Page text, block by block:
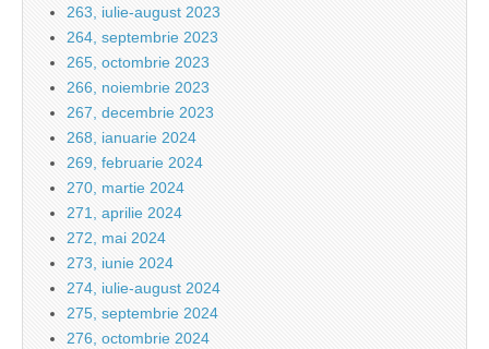
263, iulie-august 2023
264, septembrie 2023
265, octombrie 2023
266, noiembrie 2023
267, decembrie 2023
268, ianuarie 2024
269, februarie 2024
270, martie 2024
271, aprilie 2024
272, mai 2024
273, iunie 2024
274, iulie-august 2024
275, septembrie 2024
276, octombrie 2024